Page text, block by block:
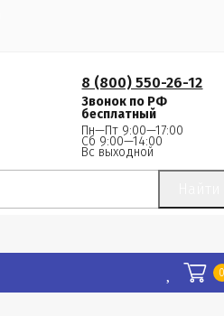
8 (800) 550-26-12
Звонок по РФ
бесплатный
Пн—Пт 9:00—17:00
Сб 9:00—14:00
Вс выходной